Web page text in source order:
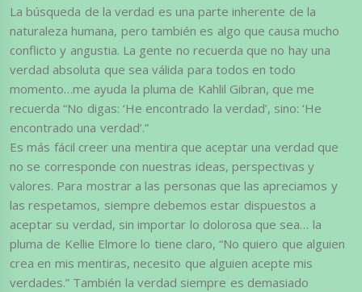
La búsqueda de la verdad es una parte inherente de la
naturaleza humana, pero también es algo que causa mucho
conflicto y angustia. La gente no recuerda que no hay una
verdad absoluta que sea válida para todos en todo
momento…me ayuda la pluma de Kahlil Gibran, que me
recuerda “No digas: ‘He encontrado la verdad’, sino: ‘He
encontrado una verdad’.”
Es más fácil creer una mentira que aceptar una verdad que
no se corresponde con nuestras ideas, perspectivas y
valores. Para mostrar a las personas que las apreciamos y
las respetamos, siempre debemos estar dispuestos a
aceptar su verdad, sin importar lo dolorosa que sea… la
pluma de Kellie Elmore lo tiene claro, “No quiero que alguien
crea en mis mentiras, necesito que alguien acepte mis
verdades.” También la verdad siempre es demasiado